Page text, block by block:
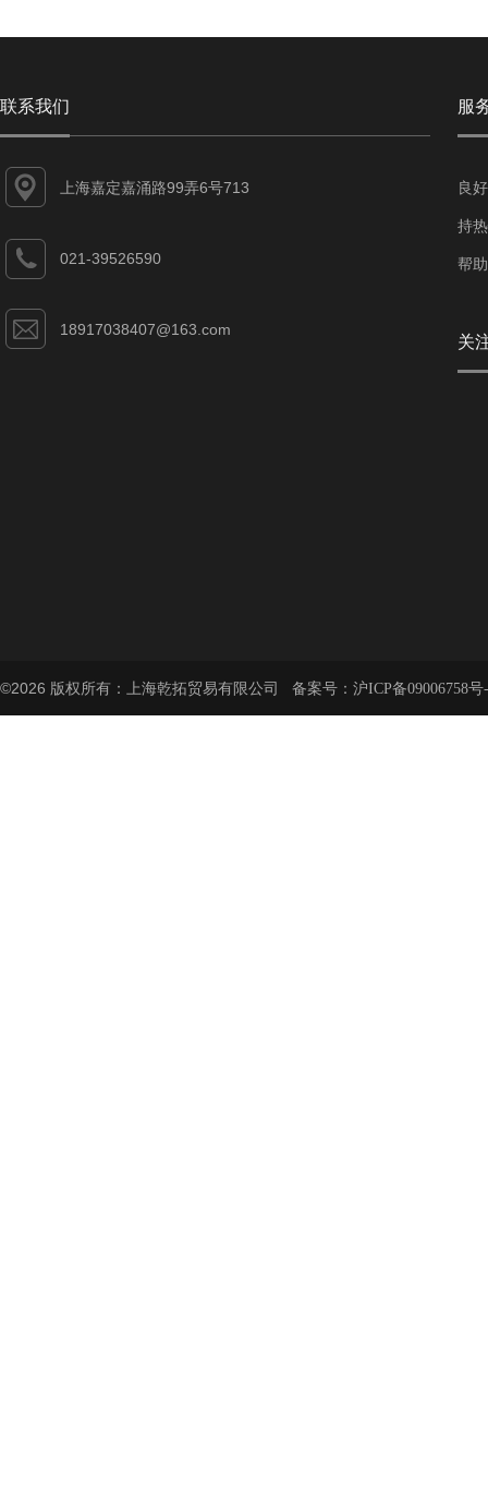
联系我们
上海嘉定嘉涌路99弄6号713
021-39526590
18917038407@163.com
服
良
持
帮
关
©2026 版权所有：上海乾拓贸易有限公司 备案号： 沪ICP备09006758号